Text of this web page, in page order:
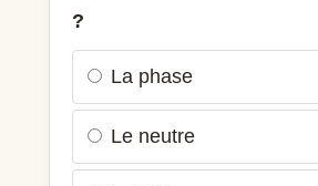
?
La phase
Le neutre